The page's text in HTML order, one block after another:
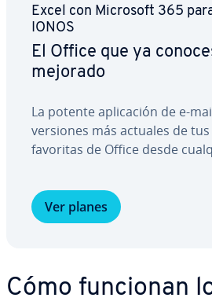
Excel con Microsoft 365
IONOS
El Office que ya
mejorado
La potente apli­ca­ción de e-
versiones más actuales de
favoritas de Office desde
Ver planes
Cómo funcionan